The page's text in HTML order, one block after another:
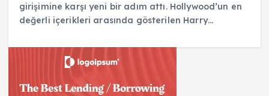
girişimine karşı yeni bir adım attı. Hollywood’un en
değerli içerikleri arasında gösterilen Harry…